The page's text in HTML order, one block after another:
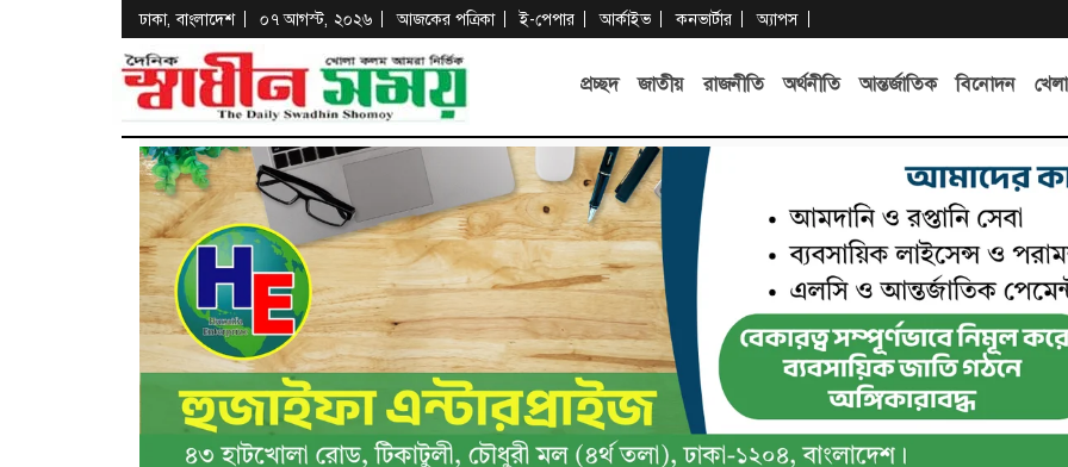
ঢাকা, বাংলাদেশ ০৭ আগস্ট, ২০২৬ আজকের পত্রিকা ই-পেপার আর্কাইভ কনভার্টার অ্যাপস
প্রচ্ছদ জাতীয় রাজনীতি অর্থনীতি আন্তর্জাতিক বিনোদন